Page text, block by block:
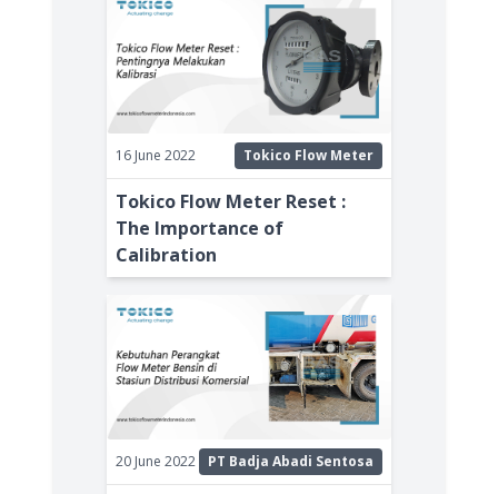
16 June 2022 Tokico Flow Meter
Tokico Flow Meter Reset :
The Importance of
Calibration
20 June 2022 PT Badja Abadi Sentosa